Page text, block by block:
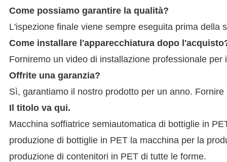
Come possiamo garantire la qualità?
L'ispezione finale viene sempre eseguita prima della
Come installare l'apparecchiatura dopo
Forniremo un video di installazione professionale
Offrite una garanzia?
Sì, garantiamo il nostro prodotto per un anno.
Il titolo va qui.
Macchina soffiatrice semiautomatica di bottiglie in
produzione di bottiglie in PET la macchina per la
produzione di contenitori in PET di tutte le forme.